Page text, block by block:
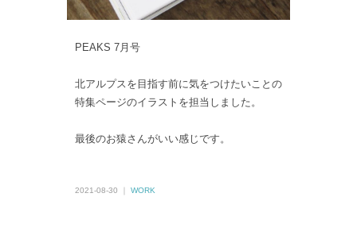
PEAKS 7月号
北アルプスを目指す前に気をつけたいことの
特集ページのイラストを担当しました。
最後のお猿さんがいい感じです。
2021-08-30 ｜ WORK